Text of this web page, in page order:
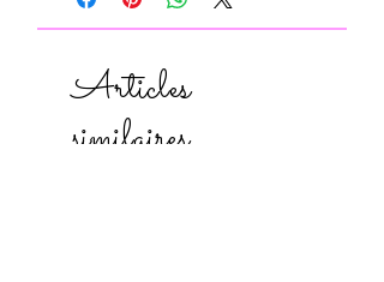
Articles
similaires